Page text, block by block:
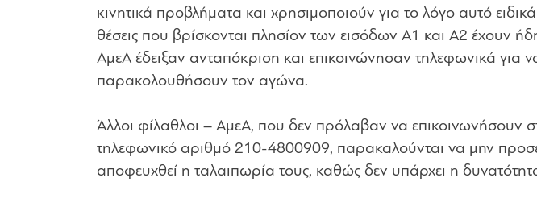
κινητικά προβλήματα και χρησιμοποιούν για το λόγο αυτό
θέσεις που βρίσκονται πλησίον των εισόδων Α1 και Α2 έχουν
ΑμεΑ έδειξαν ανταπόκριση και επικοινώνησαν τηλεφωνικά για
παρακολουθήσουν τον αγώνα.
Άλλοι φίλαθλοι – ΑμεΑ, που δεν πρόλαβαν να επικοινωνήσουν
τηλεφωνικό αριθμό 210-4800909, παρακαλούνται να μην
αποφευχθεί η ταλαιπωρία τους, καθώς δεν υπάρχει η